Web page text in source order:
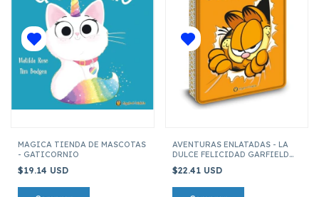
MAGICA TIENDA DE MASCOTAS
- GATICORNIO
$19.14 USD
AVENTURAS ENLATADAS - LA
DULCE FELICIDAD GARFIELD
$22.41 USD